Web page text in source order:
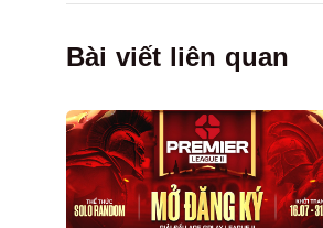
Bài viết liên quan